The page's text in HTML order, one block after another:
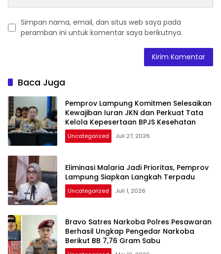
Simpan nama, email, dan situs web saya pada
peramban ini untuk komentar saya berikutnya.
Baca Juga
Pemprov Lampung Komitmen Selesaikan
Kewajiban Iuran JKN dan Perkuat Tata
Kelola Kepesertaan BPJS Kesehatan
Uncategorized Juli 27, 2026
Eliminasi Malaria Jadi Prioritas, Pemprov
Lampung Siapkan Langkah Terpadu
Uncategorized Juli 1, 2026
Bravo Satres Narkoba Polres Pesawaran
Berhasil Ungkap Pengedar Narkoba
Berikut BB 7,76 Gram Sabu